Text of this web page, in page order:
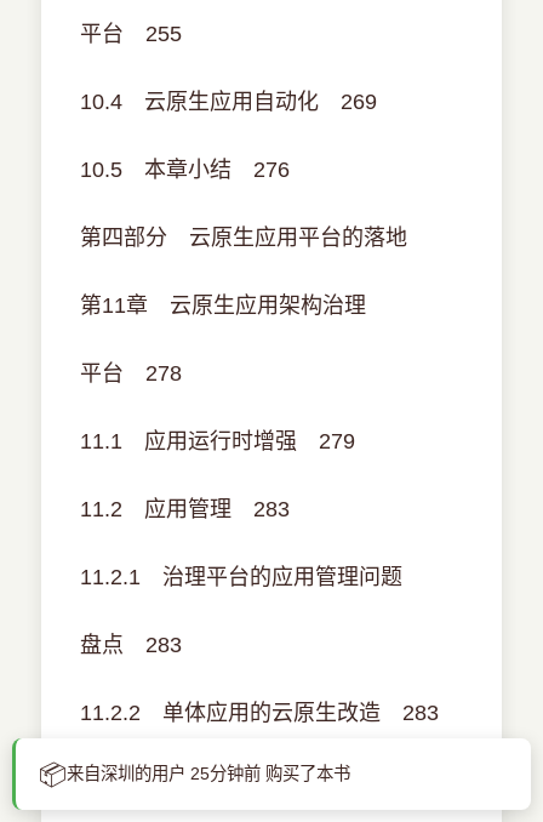
平台 255
10.4 云原生应用自动化 269
10.5 本章小结 276
第四部分 云原生应用平台的落地
第11章 云原生应用架构治理
平台 278
11.1 应用运行时增强 279
11.2 应用管理 283
11.2.1 治理平台的应用管理问题
盘点 283
11.2.2 单体应用的云原生改造 283
11.2.3 微服务的云原生改造 286
📦来自深圳的用户 25分钟前 购买了本书